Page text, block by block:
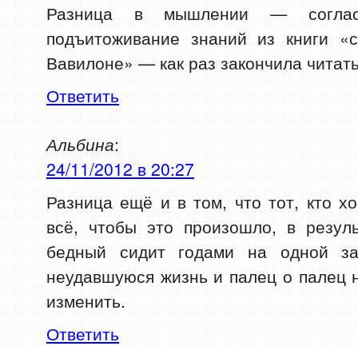
Разница в мышлении —
подъитоживание знаний из книги
Вавилоне» — как раз закончила
Ответить
Альбина:
24/11/2012 в 20:27
Разница ещё и в том, что тот, кто
всё, чтобы это произошло, в
бедный сидит годами на одной
неудавшуюся жизнь и палец о палец
изменить.
Ответить